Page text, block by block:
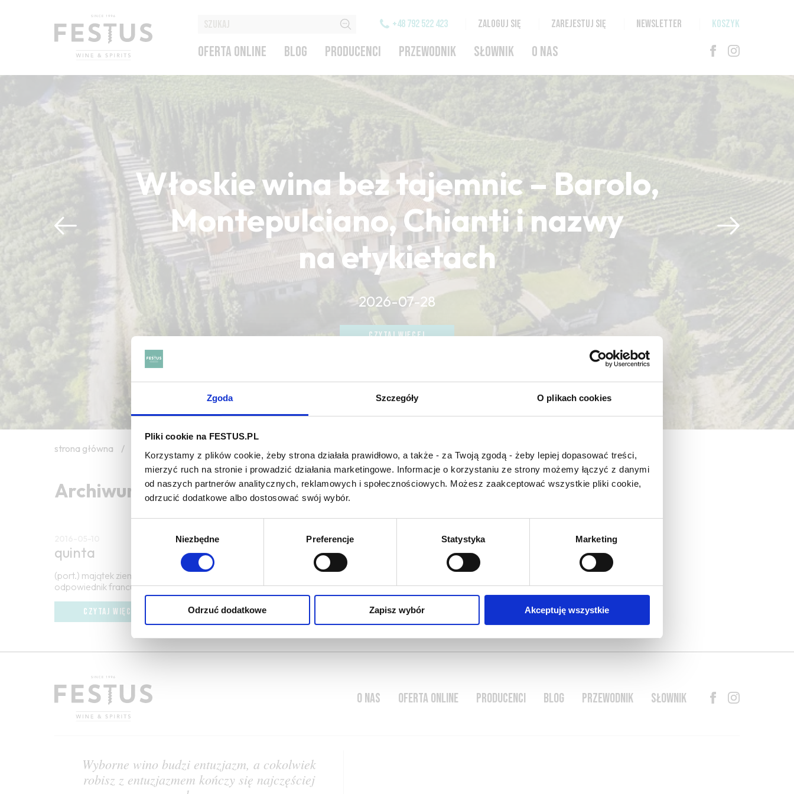
Zgoda Szczegóły O plikach cookies
Pliki cookie na FESTUS.PL
Korzystamy z plików cookie, żeby strona działała prawidłowo, a także - za Twoją zgodą - żeby lepiej dopasować treści,
mierzyć ruch na stronie i prowadzić działania marketingowe. Informacje o korzystaniu ze strony możemy łączyć z danymi
od naszych partnerów analitycznych, reklamowych i społecznościowych. Możesz zaakceptować wszystkie pliki cookie,
odrzucić dodatkowe albo dostosować swój wybór.
Niezbędne Preferencje Statystyka Marketing
Odrzuć dodatkowe Zapisz wybór Akceptuję wszystkie
+48 792 522 423 ZALOGUJ SIĘ ZAREJESTUJ SIĘ NEWSLETTER KOSZYK
OFERTA ONLINE BLOG PRODUCENCI PRZEWODNIK SŁOWNIK O NAS
Włoskie wina bez tajemnic – Barolo,
Montepulciano, Chianti i nazwy
na etykietach
2026-07-28
CZYTAJ WIĘCEJ
CZYTAJ WIĘCEJ
CZYTAJ WIĘCEJ
strona główna /
Archiwum wpisów tagu: domaine
quinta
(port.) majątek ziemski, duża farma, szczególnie produkująca wina,
odpowiednik francuskiej domaine lub château; porto dojrzewane w butelkach
CZYTAJ WIĘCEJ
O NAS OFERTA ONLINE PRODUCENCI BLOG PRZEWODNIK SŁOWNIK
Wyborne wino budzi entuzjazm, a cokolwiek
robisz z entuzjazmem kończy się najczęściej